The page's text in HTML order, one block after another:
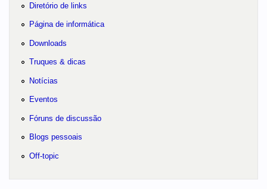
Diretório de links
Página de informática
Downloads
Truques & dicas
Notícias
Eventos
Fóruns de discussão
Blogs pessoais
Off-topic